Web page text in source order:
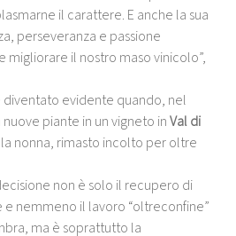
il carattere. E anche la sua
perseveranza e passione
migliorare il nostro maso vinicolo”,
diventato evidente quando, nel
piante in un vigneto inVal di
nonna, rimasto incolto per oltre
non è solo il recupero di
nemmeno il lavoro “oltreconfine”
ma è soprattutto la